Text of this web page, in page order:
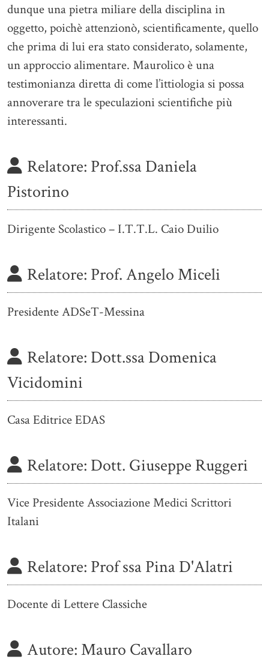
dunque una pietra miliare della disciplina in
oggetto, poichè attenzionò, scientificamente, quello
che prima di lui era stato considerato, solamente,
un approccio alimentare. Maurolico è una
testimonianza diretta di come l’ittiologia si possa
annoverare tra le speculazioni scientifiche più
interessanti.
Relatore: Prof.ssa Daniela
Pistorino
Dirigente Scolastico – I.T.T.L. Caio Duilio
Relatore: Prof. Angelo Miceli
Presidente ADSeT-Messina
Relatore: Dott.ssa Domenica
Vicidomini
Casa Editrice EDAS
Relatore: Dott. Giuseppe Ruggeri
Vice Presidente Associazione Medici Scrittori
Italani
Relatore: Prof ssa Pina D'Alatri
Docente di Lettere Classiche
Autore:Mauro Cavallaro